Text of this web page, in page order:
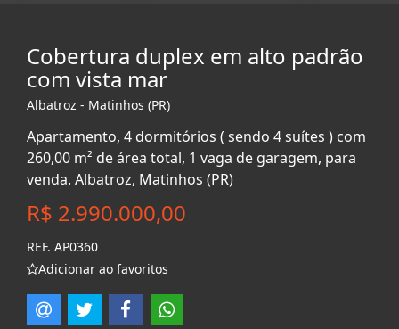
Cobertura duplex em alto padrão
com vista mar
Albatroz - Matinhos (PR)
Apartamento, 4 dormitórios ( sendo 4 suítes ) com
260,00 m² de área total, 1 vaga de garagem, para
venda. Albatroz, Matinhos (PR)
R$ 2.990.000,00
REF. AP0360
Adicionar ao favoritos